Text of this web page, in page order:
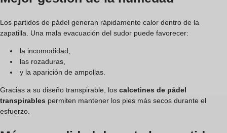
Los partidos de pádel generan rápidamente calor dentro de la
zapatilla. Una mala evacuación del sudor puede favorecer:
la incomodidad,
las rozaduras,
y la aparición de ampollas.
Gracias a su diseño transpirable, los calcetines de pádel
transpirables permiten mantener los pies más secos durante el
esfuerzo.